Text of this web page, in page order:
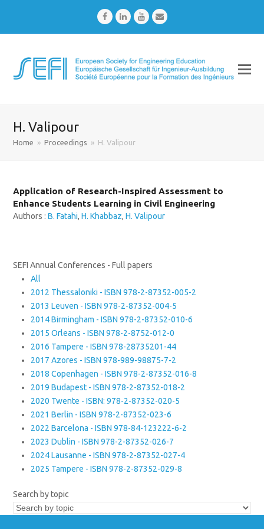
FacebookLinkedInYoutubeEmail
H. Valipour
Home » Proceedings » H. Valipour
Application of Research-Inspired Assessment to
Enhance Students Learning in Civil Engineering
Authors :B. Fatahi,H. Khabbaz,H. Valipour
SEFI Annual Conferences - Full papers
All
2012 Thessaloniki - ISBN 978-2-87352-005-2
2013 Leuven - ISBN 978-2-87352-004-5
2014 Birmingham - ISBN 978-2-87352-010-6
2015 Orleans - ISBN 978-2-8752-012-0
2016 Tampere - ISBN 978-28735201-44
2017 Azores - ISBN 978-989-98875-7-2
2018 Copenhagen - ISBN 978-2-87352-016-8
2019 Budapest - ISBN 978-2-87352-018-2
2020 Twente - ISBN: 978-2-87352-020-5
2021 Berlin - ISBN 978-2-87352-023-6
2022 Barcelona - ISBN 978-84-123222-6-2
2023 Dublin - ISBN 978-2-87352-026-7
2024 Lausanne - ISBN 978-2-87352-027-4
2025 Tampere - ISBN 978-2-87352-029-8
Search by topic